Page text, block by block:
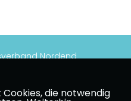
Nordend
die notwendig